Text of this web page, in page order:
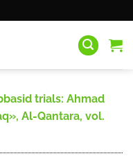
trials: Ahmad
Al-Qantara, vol.